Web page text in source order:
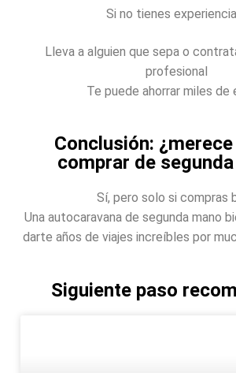
Si no tienes
Lleva a alguien que sepa o
profesional
Te puede ahorrar miles de
Conclusión:
comprar de
Sí, pero solo si compras
Una autocaravana de segunda mano
darte años de viajes increíbles por
Siguiente paso